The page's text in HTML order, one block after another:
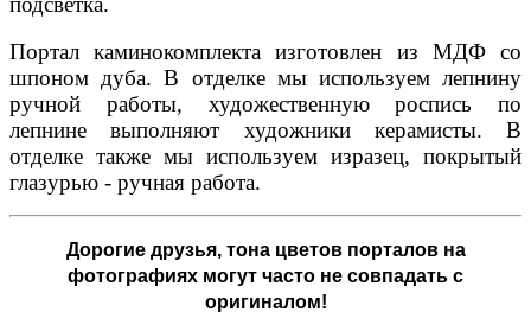
Портал каминокомплекта изготовлен из МДФ со
шпоном дуба. В отделке мы используем лепнину
ручной работы, художественную роспись по
лепнине выполняют художники керамисты. В
отделке также мы используем изразец, покрытый
глазурью - ручная работа.
Дорогие друзья,тона цветов порталов на
фотографиях могут часто не совпадать с
оригиналом!